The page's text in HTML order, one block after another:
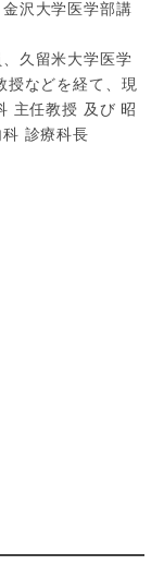
沢大学医学部講
久留米大学医学
授などを経て、現
主任教授 及び 昭